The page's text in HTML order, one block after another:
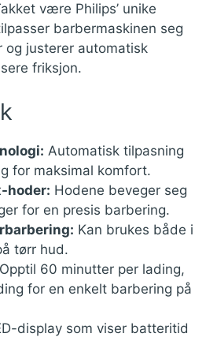
være Philips’ unike
barbermaskinen seg
og justerer automatisk
friksjon.
Automatisk tilpasning
for maksimal komfort.
hoder: Hodene beveger seg
for en presis barbering.
Kan brukes både i
tørr hud.
Opptil 60 minutter per lading,
for en enkelt barbering på
display som viser batteritid